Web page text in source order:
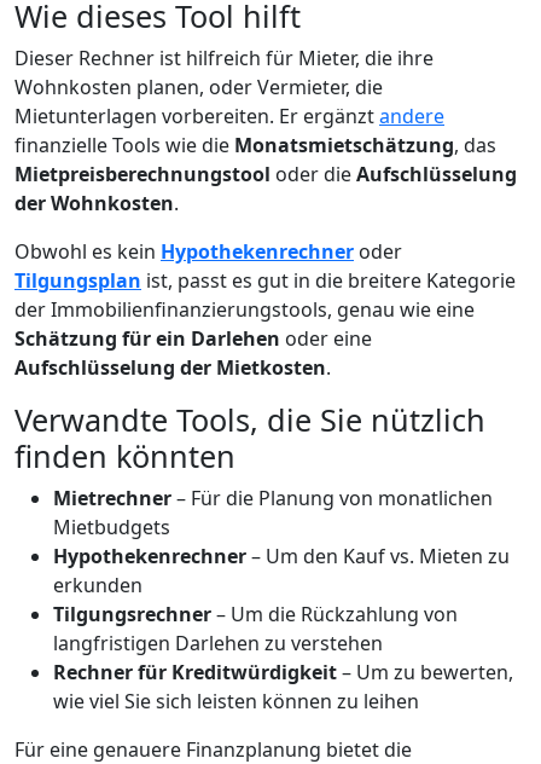
Wie dieses Tool hilft
Dieser Rechner ist hilfreich für Mieter, die ihre
Wohnkosten planen, oder Vermieter, die
Mietunterlagen vorbereiten. Er ergänztandere
finanzielle Tools wie die Monatsmietschätzung, das
Mietpreisberechnungstool oder dieAufschlüsselung
der Wohnkosten.
Obwohl es kein Hypothekenrechner oder
Tilgungsplan ist, passt es gut in die breitere Kategorie
der Immobilienfinanzierungstools, genau wie eine
Schätzung für ein Darlehen oder eine
Aufschlüsselung der Mietkosten.
Verwandte Tools, die Sie nützlich
finden könnten
Mietrechner– Für die Planung von monatlichen
Mietbudgets
Hypothekenrechner– Um den Kauf vs. Mieten zu
erkunden
Tilgungsrechner– Um die Rückzahlung von
langfristigen Darlehen zu verstehen
Rechner für Kreditwürdigkeit– Um zu bewerten,
wie viel Sie sich leisten können zu leihen
Für eine genauere Finanzplanung bietet die